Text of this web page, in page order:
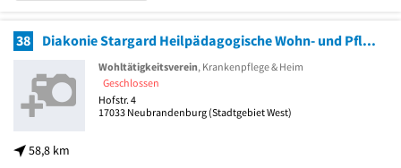
38 Diakonie Stargard Heilpädagogische Wohn- und Pflegeheime
58,8 km
Wohltätigkeitsverein, Krankenpflege & Heim
Geschlossen
Hofstr. 4
17033 Neubrandenburg (Stadtgebiet West)